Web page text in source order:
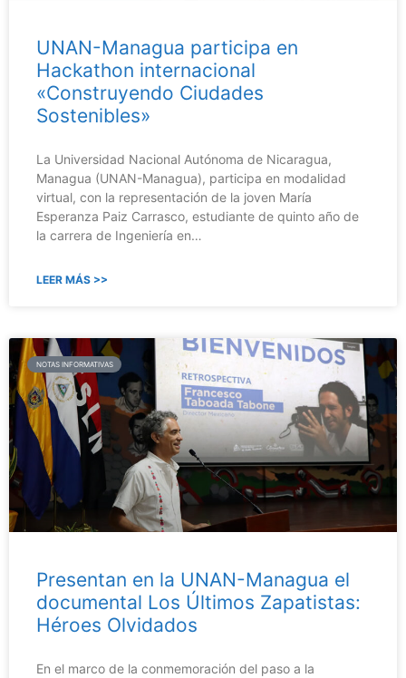
UNAN-Managua participa en
Hackathon internacional
«Construyendo Ciudades
Sostenibles»
La Universidad Nacional Autónoma de Nicaragua,
Managua (UNAN-Managua), participa en modalidad
virtual, con la representación de la joven María
Esperanza Paiz Carrasco, estudiante de quinto año de
la carrera de Ingeniería en…
LEER MÁS >>
NOTAS INFORMATIVAS
Presentan en la UNAN-Managua el
documental Los Últimos Zapatistas:
Héroes Olvidados
En el marco de la conmemoración del paso a la